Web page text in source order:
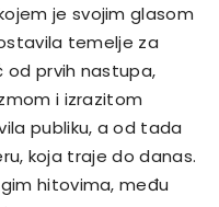
je svojim glasom
temelje za
od prvih nastupa,
i izrazitom
publiku, a od tada
koja traje do danas.
hitovima, među